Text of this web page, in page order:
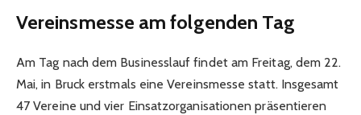
Vereinsmesse am folgenden Tag
Am Tag nach dem Businesslauf findet am Freitag, dem 22.
Mai, in Bruck erstmals eine Vereinsmesse statt. Insgesamt
47 Vereine und vier Einsatzorganisationen präsentieren